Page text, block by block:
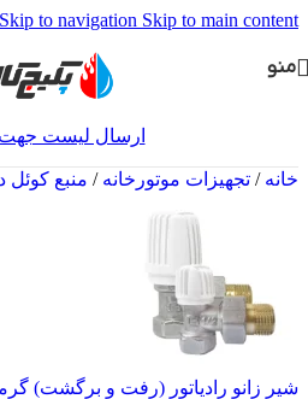
Skip to navigation Skip to main content
منو
ارسال لیست جهت
خانه/ تجهیزات موتورخانه/ منبع کوئل
شیر زانو رادیاتور (رفت و برگشت)